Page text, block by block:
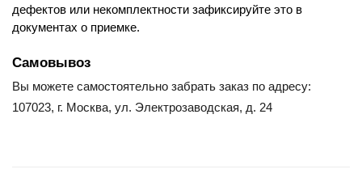
дефектов или некомплектности зафиксируйте это в
документах о приемке.
Самовывоз
Вы можете самостоятельно забрать заказ по адресу:
107023, г. Москва, ул. Электрозаводская, д. 24